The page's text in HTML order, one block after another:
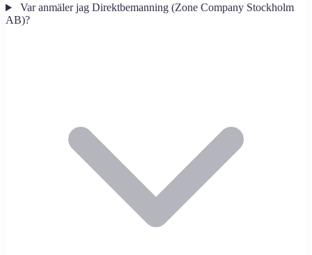
Var anmäler jag Direktbemanning (Zone Company Stockholm
AB)?